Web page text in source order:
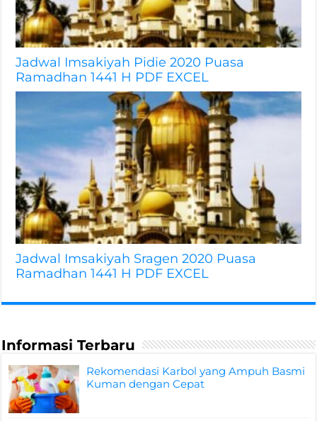
Jadwal Imsakiyah Pidie 2020 Puasa
Ramadhan 1441 H PDF EXCEL
Jadwal Imsakiyah Sragen 2020 Puasa
Ramadhan 1441 H PDF EXCEL
Informasi Terbaru
Rekomendasi Karbol yang Ampuh Basmi
Kuman dengan Cepat